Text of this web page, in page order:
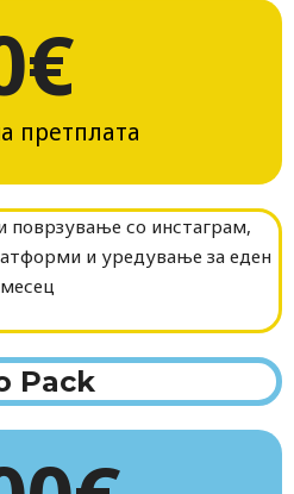
претплата
€
поврзување со инстаграм,
и уредување за еден
месец
Pack